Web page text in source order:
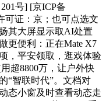
号] [京ICP备
可证：京；也可点选文
其大屏显示取AI处置
更便利：正在Mate X7
，平安领取，逛戏体验
超8800万，让户外快
“智联时代”。文档对
态小窗及时查看动态走